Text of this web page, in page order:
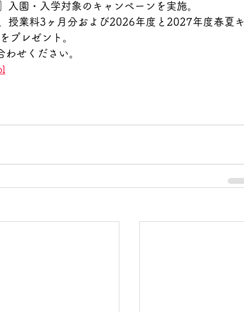
園・入学対象のキャンペーンを実施。
授業料3ヶ月分および2026年度と2027年度春夏キ
プレゼント。
せください。